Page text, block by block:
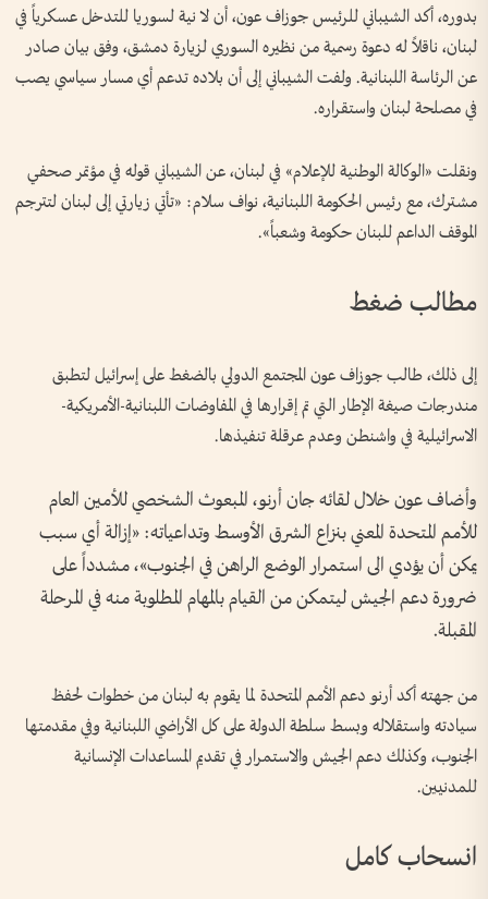
بدوره، أكد الشيباني للرئيس جوزاف عون، أن لا نية لسوريا للتدخل عسكرياً في
لبنان، ناقلاً له دعوة رسمية من نظيره السوري لزيارة دمشق، وفق بيان صادر
عن الرئاسة اللبنانية. ولفت الشيباني إلى أن بلاده تدعم أي مسار سياسي يصب
في مصلحة لبنان واستقراره.
ونقلت «الوكالة الوطنية للإعلام» في لبنان، عن الشيباني قوله في مؤتمر صحفي
مشترك، مع رئيس الحكومة اللبنانية، نواف سلام: «تأتي زيارتي إلى لبنان لتترجم
الموقف الداعم للبنان حكومة وشعباً».
مطالب ضغط
إلى ذلك، طالب جوزاف عون المجتمع الدولي بالضغط على إسرائيل لتطبق
مندرجات صيغة الإطار التي تم إقرارها في المفاوضات اللبنانية-الأمريكية-
الاسرائيلية في واشنطن وعدم عرقلة تنفيذها.
وأضاف عون خلال لقائه جان أرنو، المبعوث الشخصي للأمين العام
للأمم المتحدة المعني بنزاع الشرق الأوسط وتداعياته: «إزالة أي سبب
يمكن أن يؤدي الى استمرار الوضع الراهن في الجنوب»، مشدداً على
ضرورة دعم الجيش ليتمكن من القيام بالمهام المطلوبة منه في المرحلة
المقبلة.
من جهته أكد أرنو دعم الأمم المتحدة لما يقوم به لبنان من خطوات لحفظ
سيادته واستقلاله وبسط سلطة الدولة على كل الأراضي اللبنانية وفي مقدمتها
الجنوب، وكذلك دعم الجيش والاستمرار في تقديم المساعدات الإنسانية
للمدنيين.
انسحاب كامل